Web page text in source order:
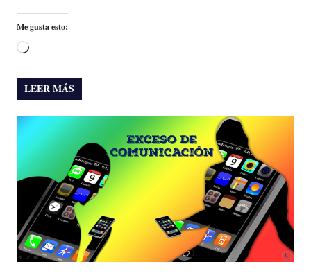
Me gusta esto:
Cargando...
LEER MÁS